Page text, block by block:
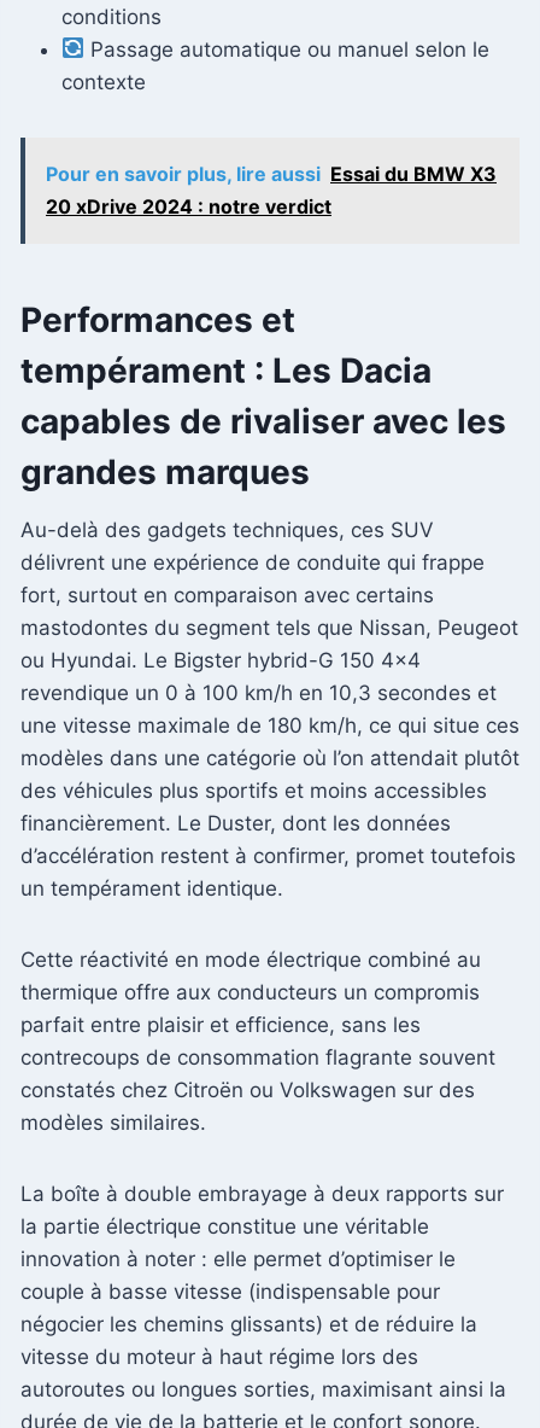
conditions
Passage automatique ou manuel selon le
contexte
Pour en savoir plus, lire aussi Essai du BMW X3
20 xDrive 2024 : notre verdict
Performances et
tempérament : Les Dacia
capables de rivaliser avec les
grandes marques
Au-delà des gadgets techniques, ces SUV
délivrent une expérience de conduite qui frappe
fort, surtout en comparaison avec certains
mastodontes du segment tels que Nissan, Peugeot
ou Hyundai. Le Bigster hybrid-G 150 4×4
revendique un 0 à 100 km/h en 10,3 secondes et
une vitesse maximale de 180 km/h, ce qui situe ces
modèles dans une catégorie où l’on attendait plutôt
des véhicules plus sportifs et moins accessibles
financièrement. Le Duster, dont les données
d’accélération restent à confirmer, promet toutefois
un tempérament identique.
Cette réactivité en mode électrique combiné au
thermique offre aux conducteurs un compromis
parfait entre plaisir et efficience, sans les
contrecoups de consommation flagrante souvent
constatés chez Citroën ou Volkswagen sur des
modèles similaires.
La boîte à double embrayage à deux rapports sur
la partie électrique constitue une véritable
innovation à noter : elle permet d’optimiser le
couple à basse vitesse (indispensable pour
négocier les chemins glissants) et de réduire la
vitesse du moteur à haut régime lors des
autoroutes ou longues sorties, maximisant ainsi la
durée de vie de la batterie et le confort sonore.